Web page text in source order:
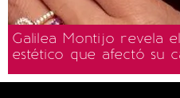
Galilea Montijo revela
estético que afectó su